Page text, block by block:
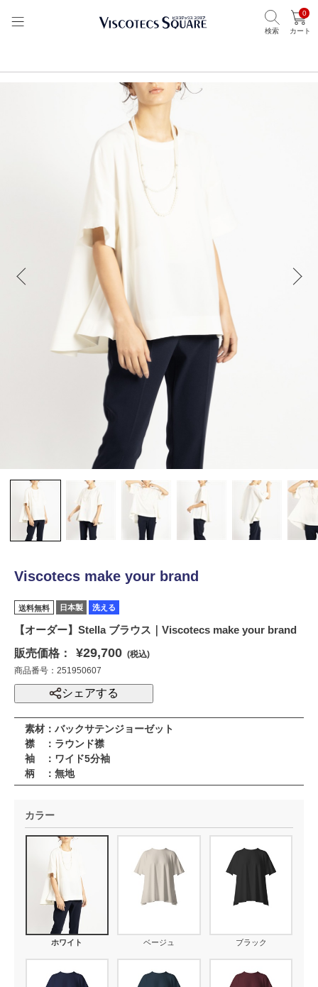
検索
0
カート
Viscotecs make your brand
送料無料 日本製 洗える
【オーダー】Stella ブラウス｜Viscotecs make your brand
販売価格：
¥29,700 (税込)
商品番号：251950607
シェアする
素材：バックサテンジョーゼット
襟 ：ラウンド襟
袖 ：ワイド5分袖
柄 ：無地
カラー
ホワイト ベージュ ブラック